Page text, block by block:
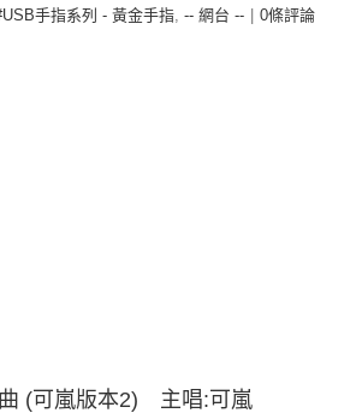
手指系列 - 黃金手指, -- 網台 -- 0條評論
(可嵐版本2) 主唱:可嵐